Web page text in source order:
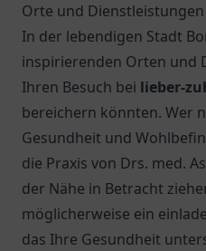
Orte und
In der lebendigen Stadt
inspirierenden Orten und
Ihren Besuch bei lieber-
bereichern könnten. Wer
Gesundheit und
die Praxis von Drs. med.
der Nähe in Betracht
möglicherweise ein
das Ihre Gesundheit